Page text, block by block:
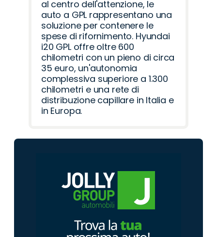
al centro dell'attenzione, le
auto a GPL rappresentano una
soluzione per contenere le
spese di rifornimento. Hyundai
i20 GPL offre oltre 600
chilometri con un pieno di circa
35 euro, un'autonomia
complessiva superiore a 1.300
chilometri e una rete di
distribuzione capillare in Italia e
in Europa.